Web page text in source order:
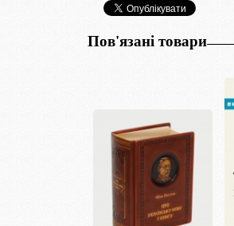
Пов'язані товари